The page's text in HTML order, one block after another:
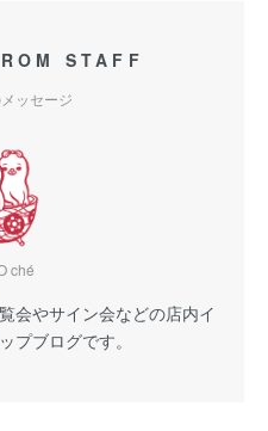
STAFF
ッセージ
ché
会やサイン会などの店内イ
プブログです。